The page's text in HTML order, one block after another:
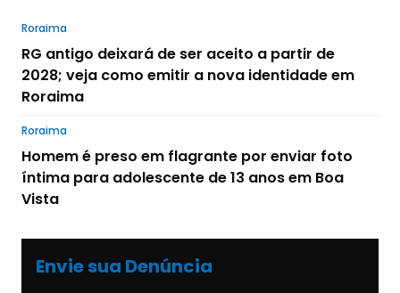
Roraima
RG antigo deixará de ser aceito a partir de
2028; veja como emitir a nova identidade em
Roraima
Roraima
Homem é preso em flagrante por enviar foto
íntima para adolescente de 13 anos em Boa
Vista
Envie sua Denúncia